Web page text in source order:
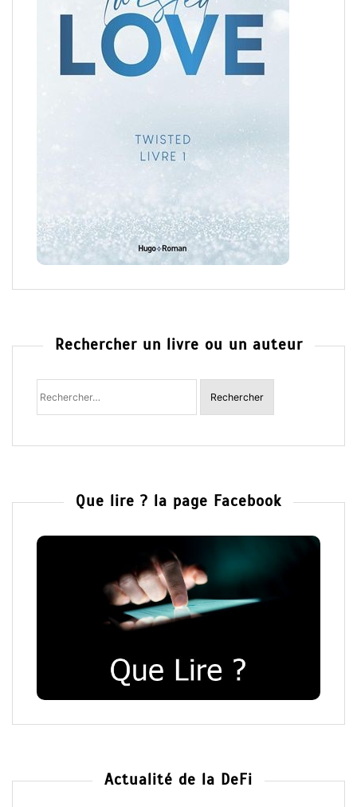
Rechercher un livre ou un auteur
Rechercher
Que lire ? la page Facebook
Actualité de la DeFi